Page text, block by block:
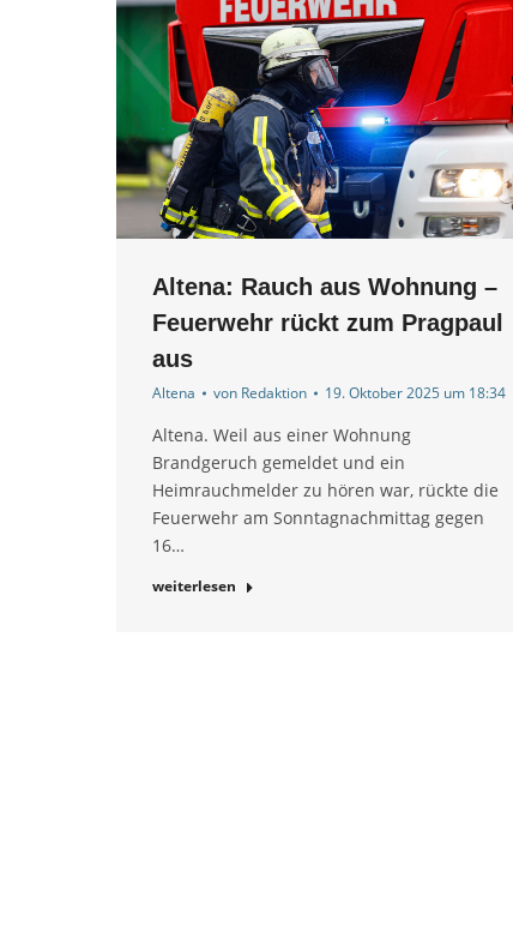
Altena: Rauch aus Wohnung –
Feuerwehr rückt zum Pragpaul
aus
Altena von Redaktion 19. Oktober 2025 um 18:34
Altena. Weil aus einer Wohnung
Brandgeruch gemeldet und ein
Heimrauchmelder zu hören war, rückte die
Feuerwehr am Sonntagnachmittag gegen
16…
weiterlesen